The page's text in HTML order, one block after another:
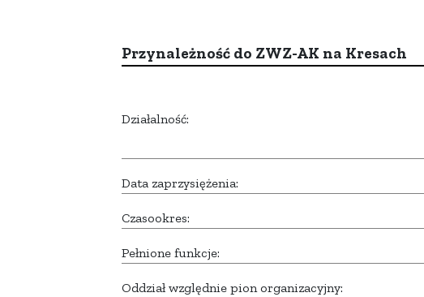
Przynależność do ZWZ-AK na Kresach
Działalność:
Data zaprzysiężenia:
Czasookres:
Pełnione funkcje:
Oddział względnie pion organizacyjny: